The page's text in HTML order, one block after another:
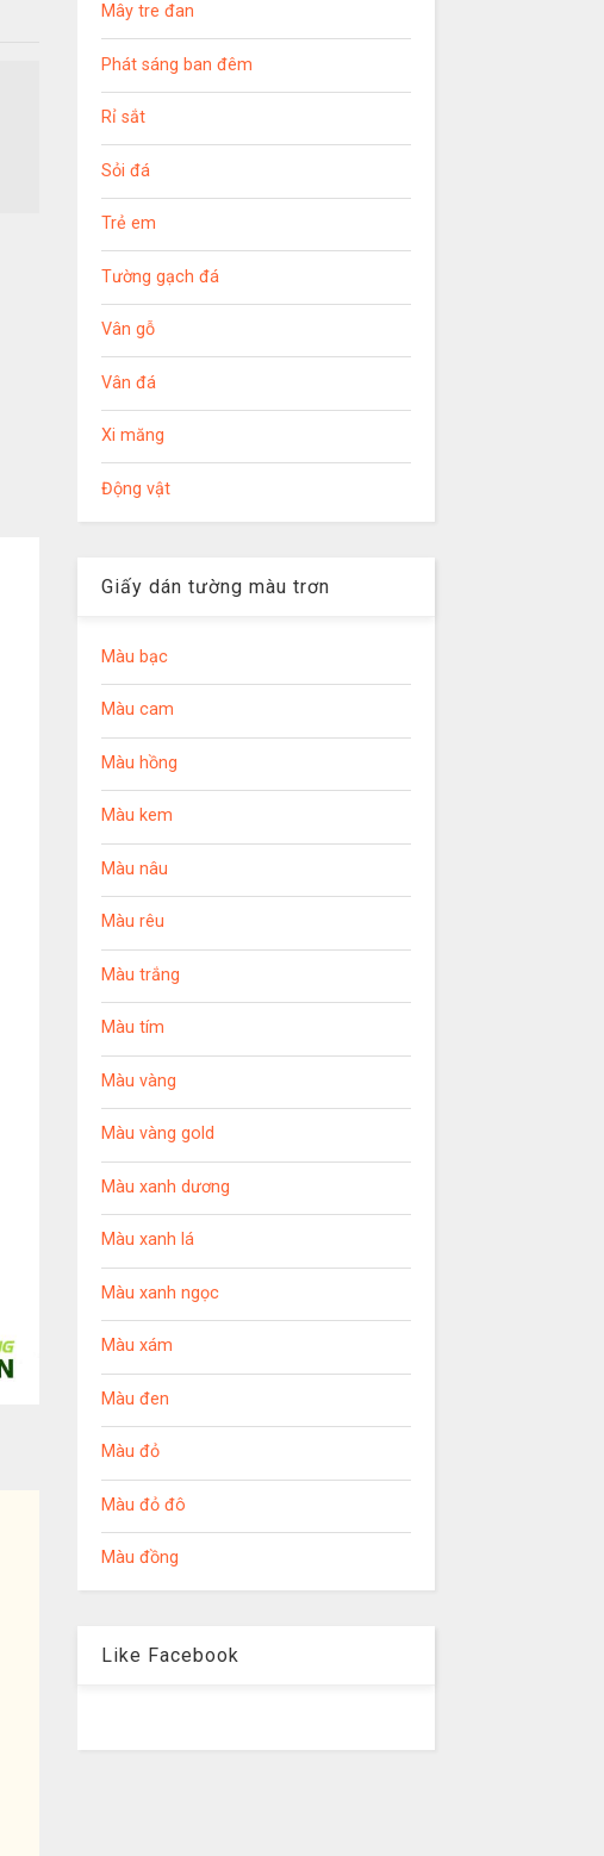
Mây tre đan
Phát sáng ban đêm
Rỉ sắt
Sỏi đá
Trẻ em
Tường gạch đá
Vân gỗ
Vân đá
Xi măng
Động vật
Giấy dán tường màu trơn
Màu bạc
Màu cam
Màu hồng
Màu kem
Màu nâu
Màu rêu
Màu trắng
Màu tím
Màu vàng
Màu vàng gold
Màu xanh dương
Màu xanh lá
Màu xanh ngọc
Màu xám
Màu đen
Màu đỏ
Màu đỏ đô
Màu đồng
Like Facebook